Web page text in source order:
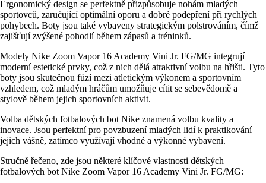
Ergonomický design se perfektně přizpůsobuje nohám mladých
sportovců, zaručující optimální oporu a dobré podepření při rychlých
pohybech. Boty jsou také vybaveny strategickým polstrováním, čímž
zajišťují zvýšené pohodlí během zápasů a tréninků.
Modely Nike Zoom Vapor 16 Academy Vini Jr. FG/MG integrují
moderní estetické prvky, což z nich dělá atraktivní volbu na hřišti. Tyto
boty jsou skutečnou fúzí mezi atletickým výkonem a sportovním
vzhledem, což mladým hráčům umožňuje cítit se sebevědomě a
stylově během jejich sportovních aktivit.
Volba dětských fotbalových bot Nike znamená volbu kvality a
inovace. Jsou perfektní pro povzbuzení mladých lidí k praktikování
jejich vášně, zatímco využívají vhodné a výkonné vybavení.
Stručně řečeno, zde jsou některé klíčové vlastnosti dětských
fotbalových bot Nike Zoom Vapor 16 Academy Vini Jr. FG/MG: